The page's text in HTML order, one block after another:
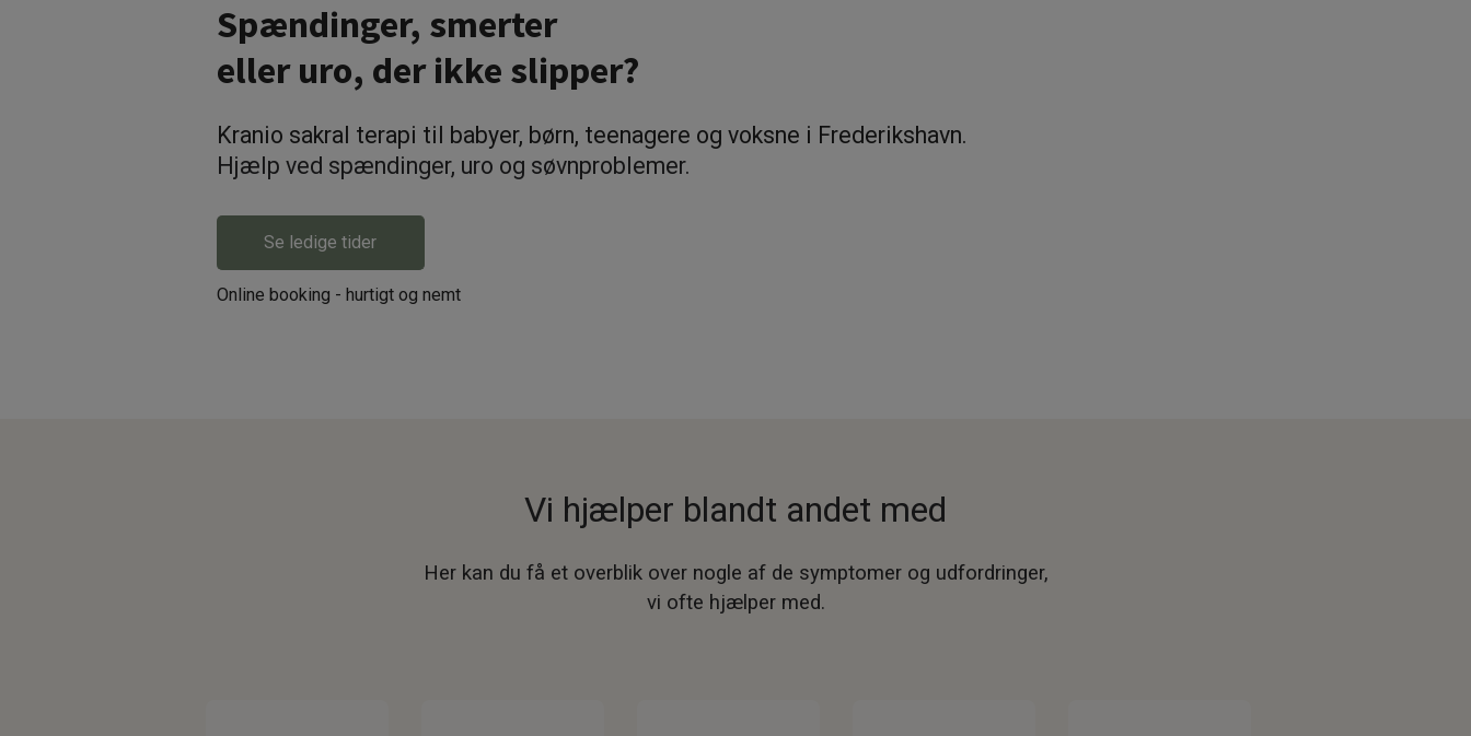
Spændinger, smerter
eller uro, der ikke slipper?
Kranio sakral terapi til babyer, børn, teenagere og voksne i Frederikshavn.
Hjælp ved spændinger, uro og søvnproblemer.
Se ledige tider
Online booking - hurtigt og nemt
Vi hjælper blandt andet med
Her kan du få et overblik over nogle af de symptomer og udfordringer,
vi ofte hjælper med.